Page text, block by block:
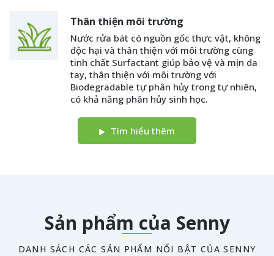
Thân thiện môi trường
Nước rửa bát có nguồn gốc thực vật, không
độc hại và thân thiện với môi trường cùng
tinh chất Surfactant giúp bảo vệ và mịn da
tay, thân thiện với môi trường với
Biodegradable tự phân hủy trong tự nhiên,
có khả năng phân hủy sinh học.
Tìm hiểu thêm
Sản phẩm của Senny
DANH SÁCH CÁC SẢN PHẨM NỔI BẬT CỦA SENNY